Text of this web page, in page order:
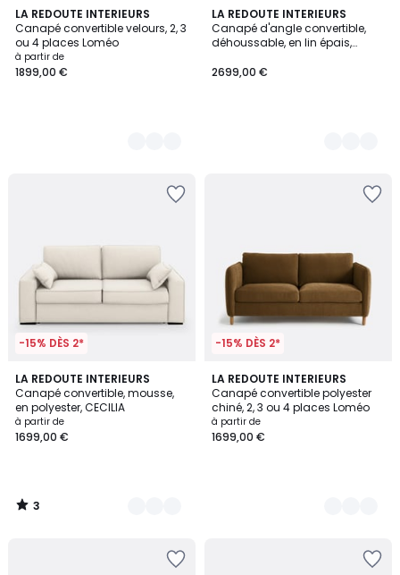
LA REDOUTE INTERIEURS
Canapé convertible velours, 2, 3
ou 4 places Loméo
à partir de
1899,00 €
3
Couleurs
LA REDOUTE INTERIEURS
Canapé d'angle convertible,
déhoussable, en lin épais,
2699,00 €
2
Couleurs
-15% DÈS 2*
LA REDOUTE INTERIEURS
Canapé convertible, mousse,
en polyester, CECILIA
à partir de
1699,00 €
3
/
5
3
Couleurs
3
/
-15% DÈS 2*
LA REDOUTE INTERIEURS
Canapé convertible polyester
chiné, 2, 3 ou 4 places Loméo
à partir de
1699,00 €
4
Couleurs